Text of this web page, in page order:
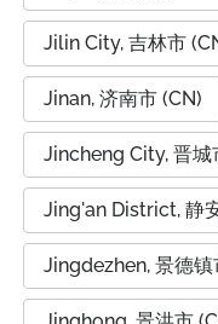
Jilin City, 吉林市
Jinan, 济南市 (CN)
Jincheng City, 晋城
Jing'an District, 静
Jingdezhen, 景德镇